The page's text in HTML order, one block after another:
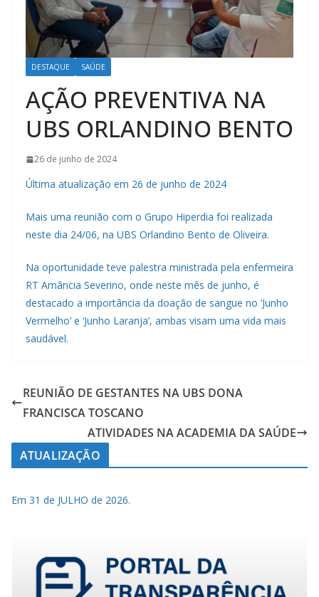
DESTAQUE SAÚDE
AÇÃO PREVENTIVA NA
UBS ORLANDINO BENTO
26 de junho de 2024
Última atualização em 26 de junho de 2024
Mais uma reunião com o Grupo Hiperdia foi realizada
neste dia 24/06, na UBS Orlandino Bento de Oliveira.
Na oportunidade teve palestra ministrada pela enfermeira
RT Amância Severino, onde neste mês de junho, é
destacado a importância da doação de sangue no ‘Junho
Vermelho’ e ‘Junho Laranja’, ambas visam uma vida mais
saudável.
REUNIÃO DE GESTANTES NA UBS DONA
FRANCISCA TOSCANO
ATIVIDADES NA ACADEMIA DA SAÚDE
ATUALIZAÇÃO
Em 31 de JULHO de 2026.